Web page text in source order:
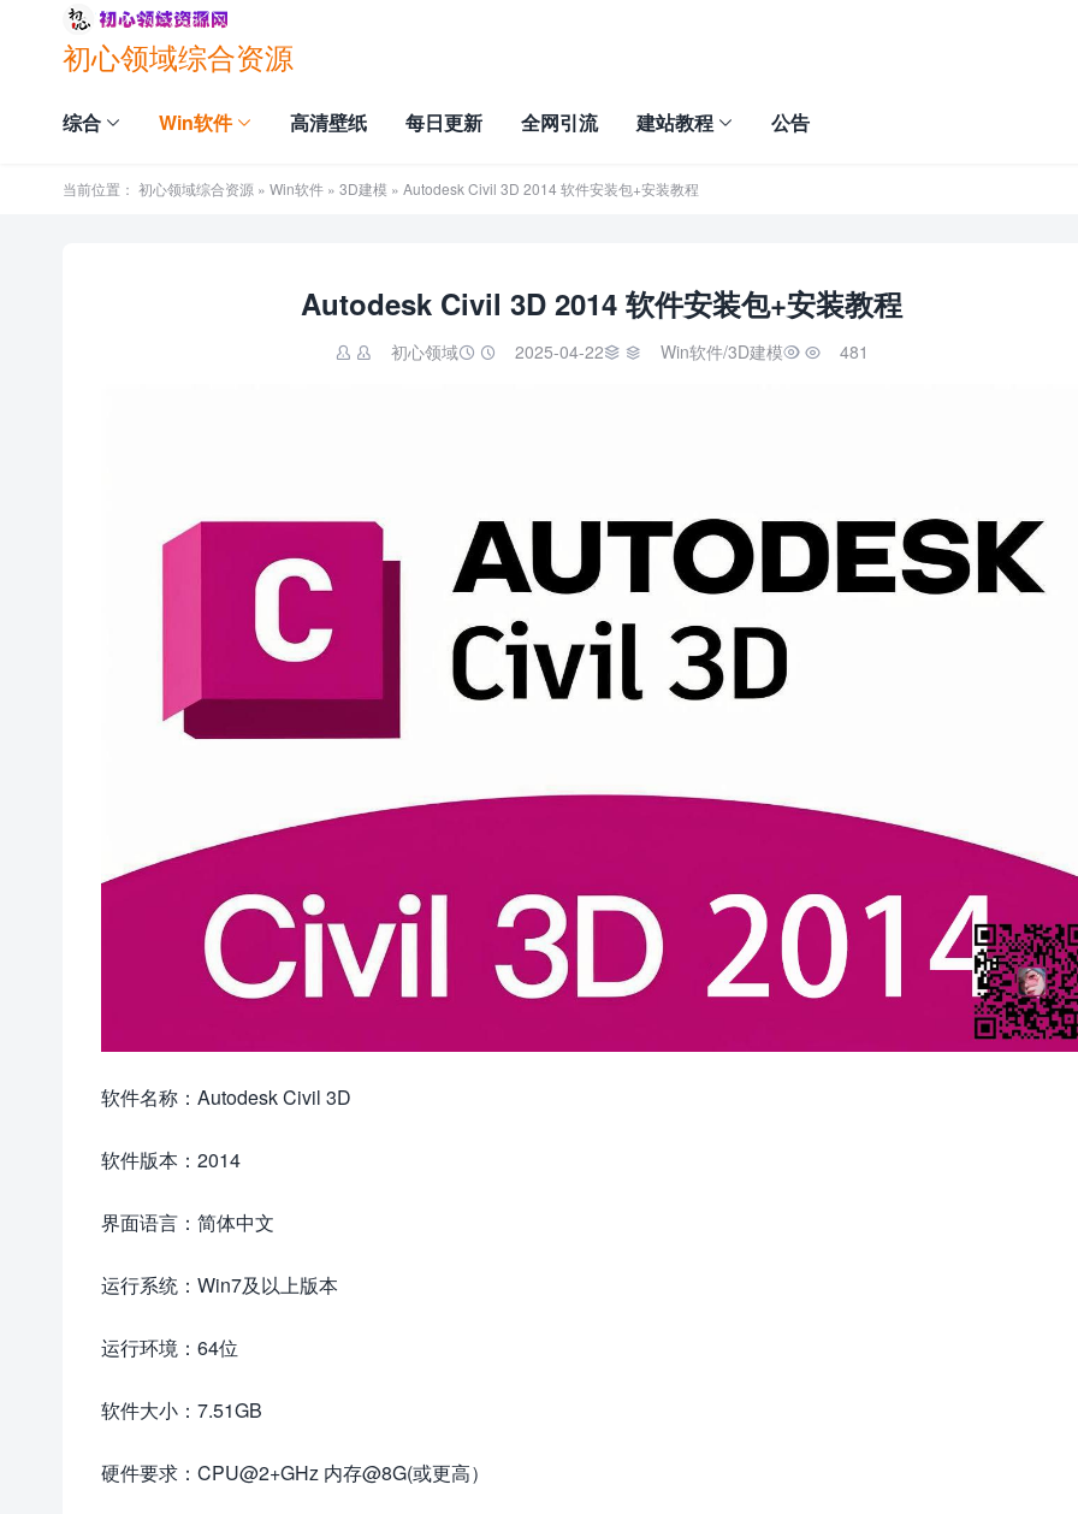
初心领域综合资源
综合 Win软件 高清壁纸 每日更新 全网引流 建站教程 公告
当前位置： 初心领域综合资源 » Win软件 » 3D建模 » Autodesk Civil 3D 2014 软件安装包+安装教程
Autodesk Civil 3D 2014 软件安装包+安装教程
 初心领域  2025-04-22  Win软件/3D建模  481
软件名称：Autodesk Civil 3D
软件版本：2014
界面语言：简体中文
运行系统：Win7及以上版本
运行环境：64位
软件大小：7.51GB
硬件要求：CPU@2+GHz 内存@8G(或更高）